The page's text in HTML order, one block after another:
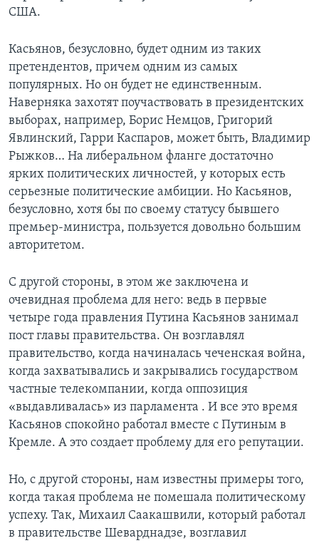
США.
Касьянов, безусловно, будет одним из таких
претендентов, причем одним из самых
популярных. Но он будет не единственным.
Наверняка захотят поучаствовать в президентских
выборах, например, Борис Немцов, Григорий
Явлинский, Гарри Каспаров, может быть, Владимир
Рыжков… На либеральном фланге достаточно
ярких политических личностей, у которых есть
серьезные политические амбиции. Но Касьянов,
безусловно, хотя бы по своему статусу бывшего
премьер-министра, пользуется довольно большим
авторитетом.
С другой стороны, в этом же заключена и
очевидная проблема для него: ведь в первые
четыре года правления Путина Касьянов занимал
пост главы правительства. Он возглавлял
правительство, когда начиналась чеченская война,
когда захватывались и закрывались государством
частные телекомпании, когда оппозиция
«выдавливалась» из парламента . И все это время
Касьянов спокойно работал вместе с Путиным в
Кремле. А это создает проблему для его репутации.
Но, с другой стороны, нам известны примеры того,
когда такая проблема не помешала политическому
успеху. Так, Михаил Саакашвили, который работал
в правительстве Шеварднадзе, возглавил